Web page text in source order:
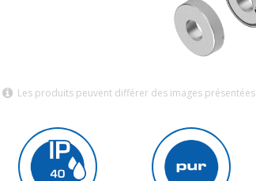
Les produits peuvent différer des images présentées